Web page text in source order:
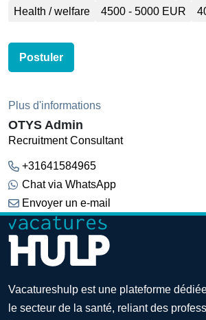
Health / welfare
4500 - 5000 EUR
Postuler
Plus d'informations
OTYS Admin
Recruitment Consultant
+31641584965
Chat via WhatsApp
Envoyer un e-mail
Vacatureshulp est une plateforme
le secteur de la santé, reliant des